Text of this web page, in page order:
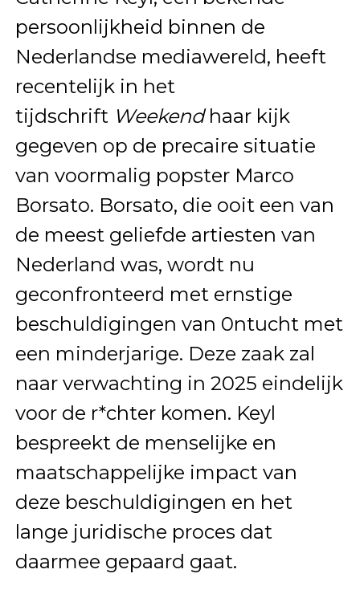
persoonlijkheid binnen de
Nederlandse mediawereld, heeft
recentelijk in het
tijdschrift Weekendhaar kijk
gegeven op de precaire situatie
van voormalig popster Marco
Borsato. Borsato, die ooit een van
de meest geliefde artiesten van
Nederland was, wordt nu
geconfronteerd met ernstige
beschuldigingen van 0ntucht met
een minderjarige. Deze zaak zal
naar verwachting in 2025 eindelijk
voor de r*chter komen. Keyl
bespreekt de menselijke en
maatschappelijke impact van
deze beschuldigingen en het
lange juridische proces dat
daarmee gepaard gaat.